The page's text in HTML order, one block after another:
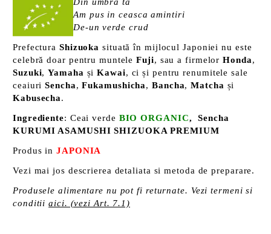
Am pus in ceasca amintiri
De-un verde crud
Prefectura Shizuokasituată în mijlocul Japoniei nu este
celebră doar pentru munteleFuji, sau a firmelorHonda,
Suzuki,Yamaha șiKawai, ci și pentru renumitele sale
ceaiuriSencha,Fukamushicha,Bancha,Matcha și
Kabusecha.
Ingrediente: Ceai verde BIO ORGANIC, Sencha
KURUMI ASAMUSHI SHIZUOKA PREMIUM
Produs in JAPONIA
Vezi mai jos descrierea detaliata si metoda de preparare.
Produsele alimentare nu pot fi returnate. Vezi termeni si
conditiiaici. (vezi Art. 7.1)